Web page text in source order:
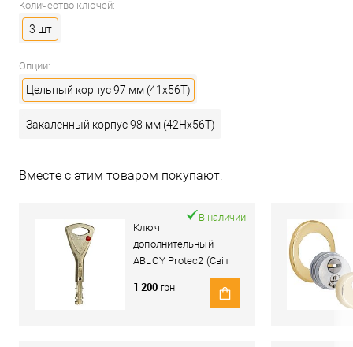
Количество ключей:
3 шт
Опции:
Цельный корпус 97 мм (41x56T)
Закаленный корпус 98 мм (42Hx56T)
Вместе с этим товаром покупают:
Ключ
дополнительный
ABLOY Protec2 (Світ
В наличии
1 200 грн.